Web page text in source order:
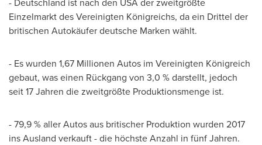
Einzelmarkt des Vereinigten Königreichs, da ein Drittel der
britischen Autokäufer deutsche Marken wählt.
- Es wurden 1,67 Millionen Autos im Vereinigten Königreich
gebaut, was einen Rückgang von 3,0 % darstellt, jedoch
seit 17 Jahren die zweitgrößte Produktionsmenge ist.
- 79,9 % aller Autos aus britischer Produktion wurden 2017
ins Ausland verkauft - die höchste Anzahl in fünf Jahren.